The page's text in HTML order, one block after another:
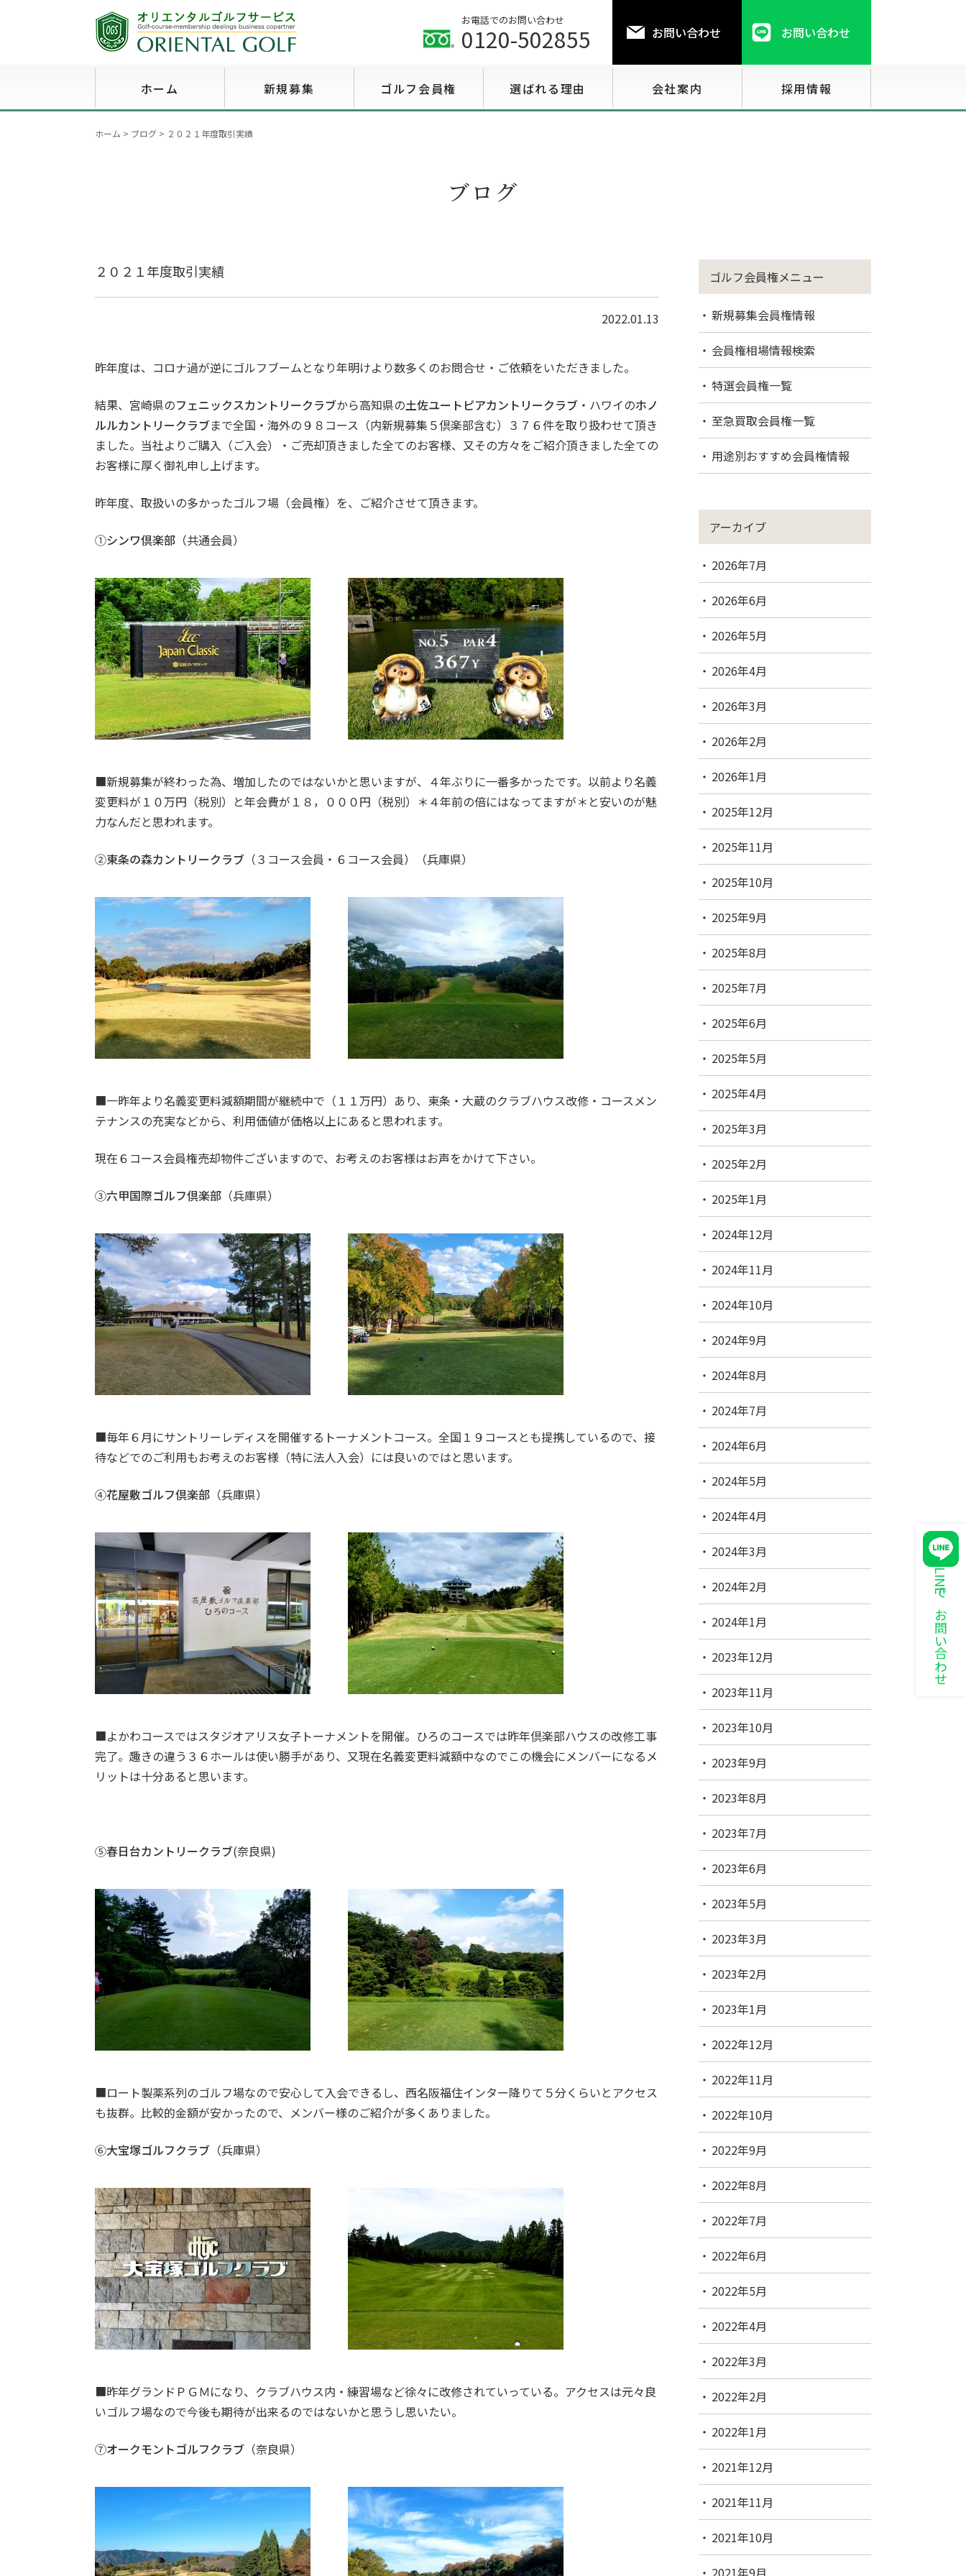
お電話でのお問い合わせ
0120-502855 お問い合わせ お問い合わせ
ホーム 新規募集 ゴルフ会員権
至急買い会員権情報
選ばれる理由 会社案内 採用情報
LINEでお問い合わせ
ホーム > ブログ > ２０２１年度取引実績
ブログ
２０２１年度取引実績
2022.01.13
昨年度は、コロナ過が逆にゴルフブームとなり年明けより数多くのお問合せ・ご依頼をいただきました。
結果、宮崎県のフェニックスカントリークラブから高知県の土佐ユートピアカントリークラブ ・ハワイのホノ
ルルカントリークラブまで全国・海外の９８コース（内新規募集５倶楽部含む）３７６件を取り扱わせて頂き
ました。当社よりご購入（ご入会）・ご売却頂きました全てのお客様、又その方々をご紹介頂きました全ての
お客様に厚く御礼申し上げます。
昨年度、取扱いの多かったゴルフ場（会員権）を、ご紹介させて頂きます。
①シンワ倶楽部 （共通会員）
■新規募集が終わった為、増加したのではないかと思いますが、４年ぶりに一番多かったです。以前より名義
変更料が１０万円（税別）と年会費が１８，０００円（税別）＊４年前の倍にはなってますが＊と安いのが魅
力なんだと思われます。
②東条の森カントリークラブ （３コース会員・６コース会員）（兵庫県）
■一昨年より名義変更料減額期間が継続中で（１１万円）あり、東条・大蔵のクラブハウス改修・コースメン
テナンスの充実などから、利用価値が価格以上にあると思われます。
現在６コース会員権売却物件ございますので、お考えのお客様はお声をかけて下さい。
③六甲国際ゴルフ倶楽部 （兵庫県）
■毎年６月にサントリーレディスを開催するトーナメントコース。全国１９コースとも提携しているので、接
待などでのご利用もお考えのお客様（特に法人入会）には良いのではと思います。
④花屋敷ゴルフ倶楽部 （兵庫県）
■よかわコースではスタジオアリス女子トーナメントを開催。ひろのコースでは昨年倶楽部ハウスの改修工事
完了。趣きの違う３６ホールは使い勝手があり、又現在名義変更料減額中なのでこの機会にメンバーになるメ
リットは十分あると思います。
⑤春日台カントリークラブ(奈良県)
■ロート製薬系列のゴルフ場なので安心して入会できるし、西名阪福住インター降りて５分くらいとアクセス
も抜群。比較的金額が安かったので、メンバー様のご紹介が多くありました。
⑥大宝塚ゴルフクラブ （兵庫県）
■昨年グランドＰＧＭになり、クラブハウス内・練習場など徐々に改修されていっている。アクセスは元々良
いゴルフ場なので今後も期待が出来るのではないかと思うし思いたい。
⑦オークモントゴルフクラブ （奈良県）
ゴルフ会員権メニュー
新規募集会員権情報
会員権相場情報検索
特選会員権一覧
至急買取会員権一覧
用途別おすすめ会員権情報
アーカイブ
2026年7月
2026年6月
2026年5月
2026年4月
2026年3月
2026年2月
2026年1月
2025年12月
2025年11月
2025年10月
2025年9月
2025年8月
2025年7月
2025年6月
2025年5月
2025年4月
2025年3月
2025年2月
2025年1月
2024年12月
2024年11月
2024年10月
2024年9月
2024年8月
2024年7月
2024年6月
2024年5月
2024年4月
2024年3月
2024年2月
2024年1月
2023年12月
2023年11月
2023年10月
2023年9月
2023年8月
2023年7月
2023年6月
2023年5月
2023年3月
2023年2月
2023年1月
2022年12月
2022年11月
2022年10月
2022年9月
2022年8月
2022年7月
2022年6月
2022年5月
2022年4月
2022年3月
2022年2月
2022年1月
2021年12月
2021年11月
2021年10月
2021年9月